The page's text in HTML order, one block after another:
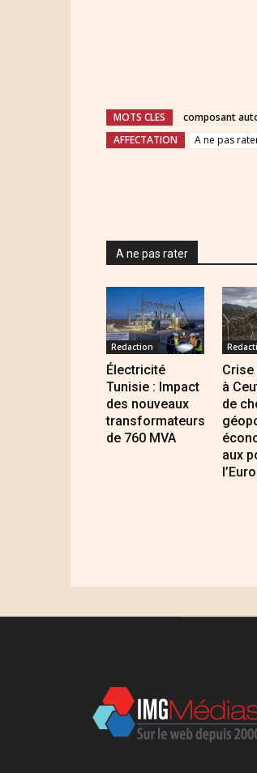
MOTS CLES composant
AFFECTATION
A ne pas
A ne pas rater
Redaction
Électricité
Tunisie : Impact
des nouveaux
transformateurs
de 760 MVA
à
de
aux